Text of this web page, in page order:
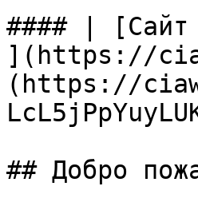
#### |
](https://
(https://
## Добро